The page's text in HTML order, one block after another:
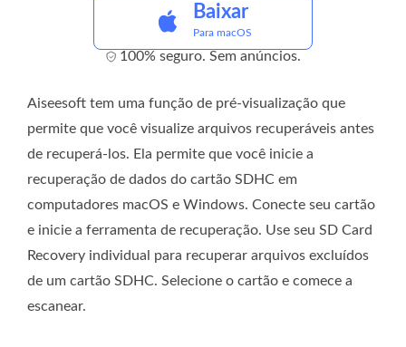
Baixar
Para macOS
100% seguro. Sem anúncios.
Aiseesoft tem uma função de pré-visualização que
permite que você visualize arquivos recuperáveis ​​antes
de recuperá-los. Ela permite que você inicie a
recuperação de dados do cartão SDHC em
computadores macOS e Windows. Conecte seu cartão
e inicie a ferramenta de recuperação. Use seu SD Card
Recovery individual para recuperar arquivos excluídos
de um cartão SDHC. Selecione o cartão e comece a
escanear.